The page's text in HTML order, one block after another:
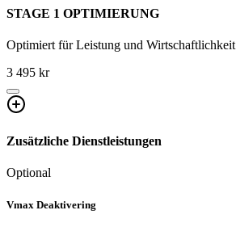
STAGE 1 OPTIMIERUNG
Optimiert für Leistung und Wirtschaftlichkeit
3 495 kr
Zusätzliche Dienstleistungen
Optional
Vmax Deaktivering